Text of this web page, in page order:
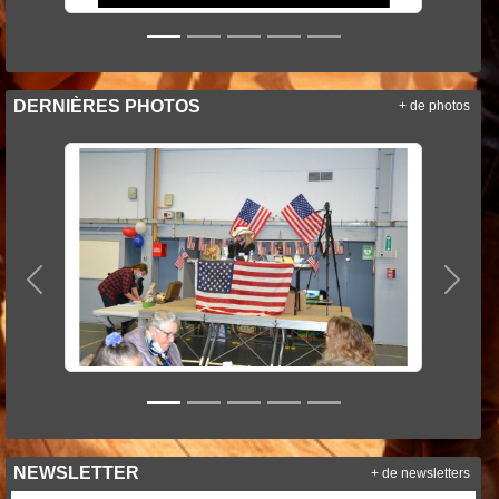
DERNIÈRES PHOTOS
Précedent
+ de photos
NEWSLETTER + de newsletters